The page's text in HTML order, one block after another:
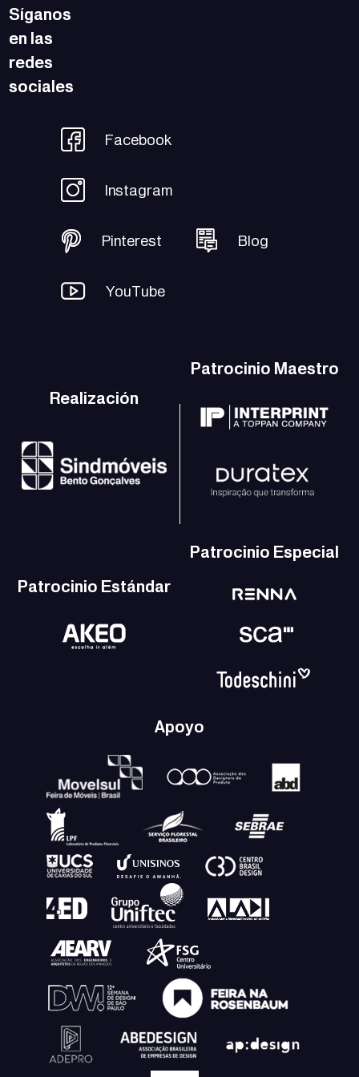
Síganos
en las
redes
sociales
Facebook
Instagram
Pinterest Blog
YouTube
Realización
Patrocinio Maestro
Patrocinio Estándar
Patrocinio Especial
Apoyo